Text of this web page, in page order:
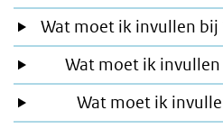
Wat moet ik invullen bij
Wat moet ik invullen
Wat moet ik